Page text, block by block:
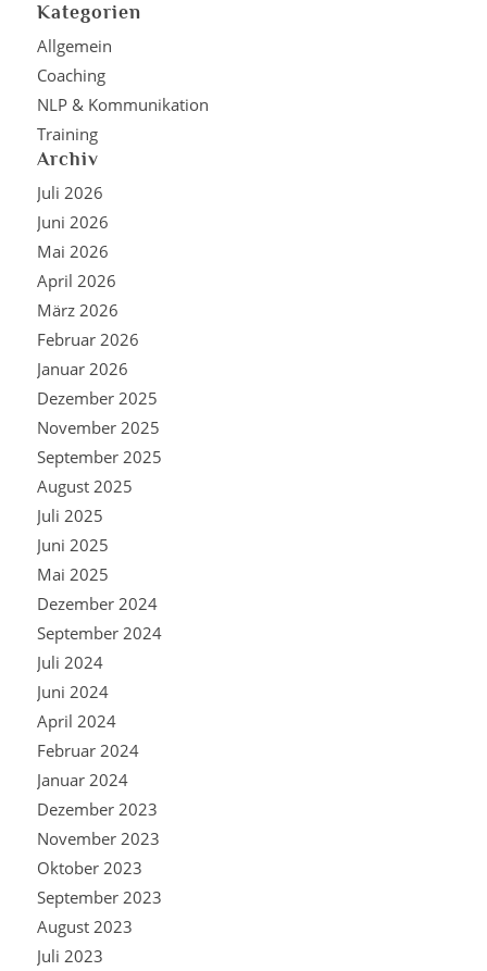
Kategorien
Allgemein
Coaching
NLP & Kommunikation
Training
Archiv
Juli 2026
Juni 2026
Mai 2026
April 2026
März 2026
Februar 2026
Januar 2026
Dezember 2025
November 2025
September 2025
August 2025
Juli 2025
Juni 2025
Mai 2025
Dezember 2024
September 2024
Juli 2024
Juni 2024
April 2024
Februar 2024
Januar 2024
Dezember 2023
November 2023
Oktober 2023
September 2023
August 2023
Juli 2023